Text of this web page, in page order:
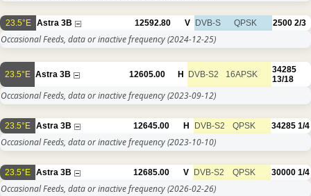
23.5°E Astra 3B 12592.80 V DVB-S QPSK 2500 2/3
Occasional Feeds, data or inactive frequency(2024-12-25)
23.5°E Astra 3B 12605.00 H DVB-S2 16APSK
34285
13/18
Occasional Feeds, data or inactive frequency(2023-09-12)
23.5°E Astra 3B 12645.00 H DVB-S2 QPSK 34285 1/4
Occasional Feeds, data or inactive frequency(2023-10-10)
23.5°E Astra 3B 12685.00 V DVB-S2 QPSK 30000 1/4
Occasional Feeds, data or inactive frequency(2026-02-26)